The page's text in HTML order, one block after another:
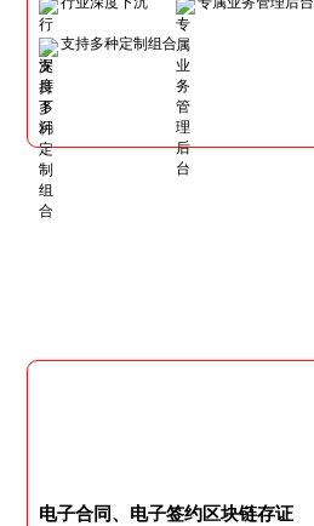
支持多种定制组合
电子合同、电子签约区块链存证